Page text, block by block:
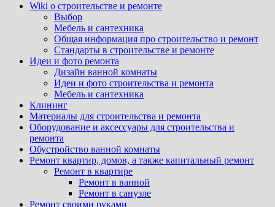
Wiki о строительстве и ремонте
Выбор
Мебель и сантехника
Общая информация про строительство и ремонт
Стандарты в строительстве и ремонте
Идеи и фото ремонта
Дизайн ванной комнаты
Идеи и фото строительства и ремонта
Мебель и сантехника
Клининг
Материалы для строительства и ремонта
Оборудование и аксессуары для строительства и
ремонта
Обустройство ванной комнаты
Ремонт квартир, домов, а также капитальный ремонт
Ремонт в квартире
Ремонт в ванной
Ремонт в санузле
Ремонт своими руками